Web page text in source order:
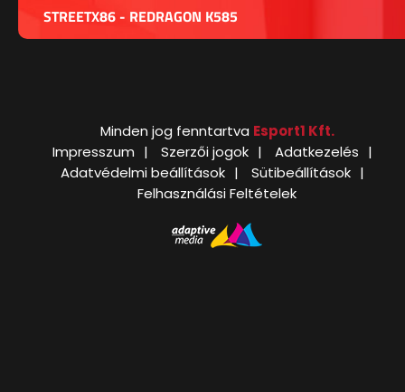
STREETX86 - REDRAGON K585
Minden jog fenntartva Esport1 Kft.
Impresszum
Szerzői jogok
Adatkezelés
Adatvédelmi beállítások
Sütibeállítások
Felhasználási Feltételek